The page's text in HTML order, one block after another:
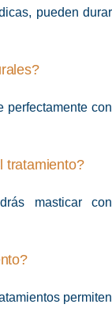
pueden durar
perfectamente con
tratamiento?
masticar con
permiten